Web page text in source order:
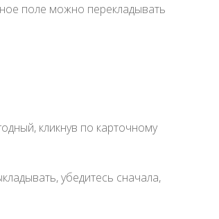
поле можно перекладывать
кликнув по карточному
убедитесь сначала,